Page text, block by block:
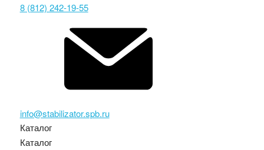
8 (812) 242-19-55
info@stabilizator.spb.ru
Каталог
Каталог